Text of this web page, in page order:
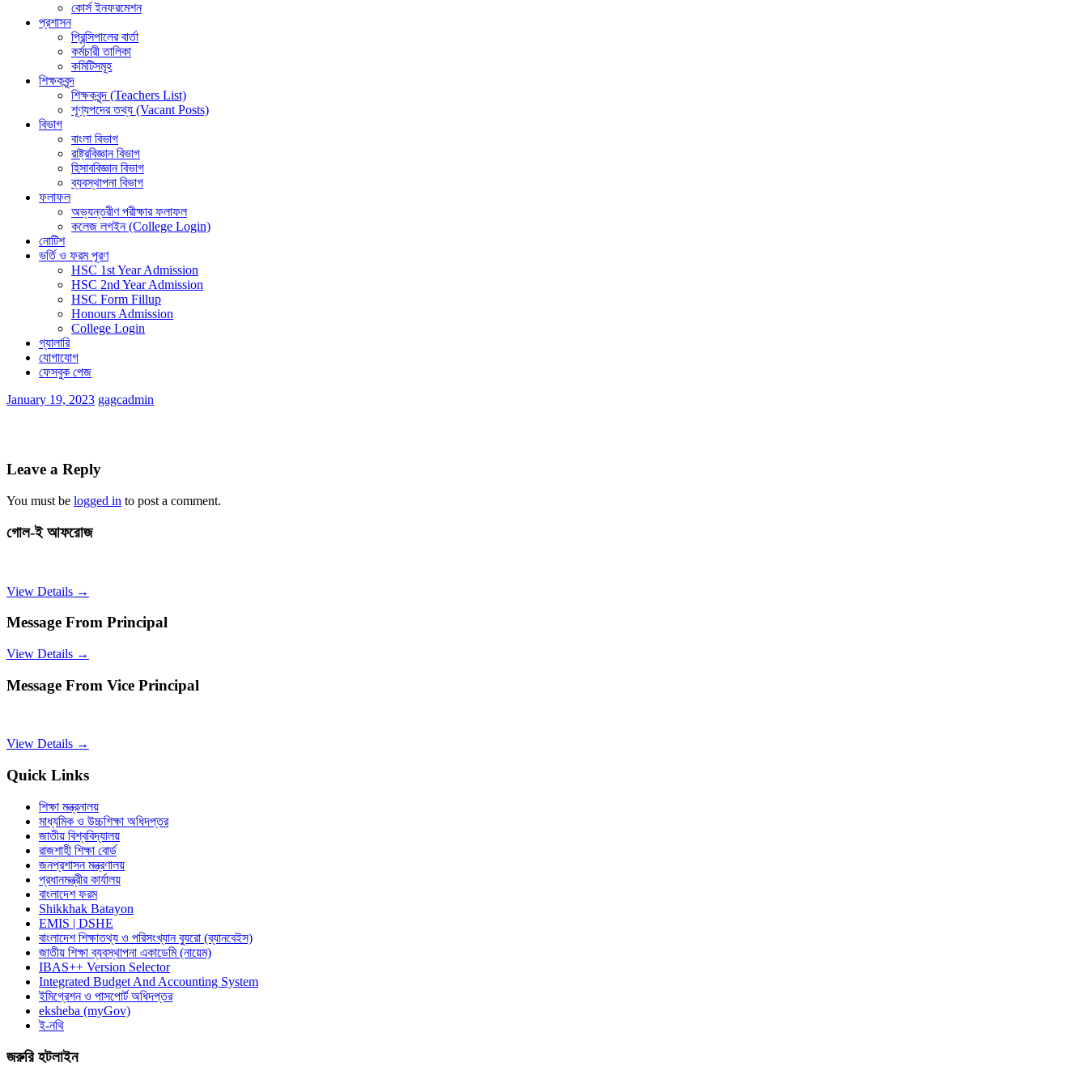
কোর্স ইনফরমেশন
প্রশাসন
প্রিন্সিপালের বার্তা
কর্মচারী তালিকা
কমিটিসমূহ
শিক্ষকবৃন্দ
শিক্ষকবৃন্দ (Teachers List)
শূণ্যপদের তথ্য (Vacant Posts)
বিভাগ
বাংলা বিভাগ
রাষ্ট্রবিজ্ঞান বিভাগ
হিসাববিজ্ঞান বিভাগ
ব্যবস্থাপনা বিভাগ
ফলাফল
অভ্যন্তরীণ পরীক্ষার ফলাফল
কলেজ লগইন (College Login)
নোটিশ
ভর্তি ও ফরম পূরণ
HSC 1st Year Admission
HSC 2nd Year Admission
HSC Form Fillup
Honours Admission
College Login
গ্যালারি
যোগাযোগ
ফেসবুক পেজ
January 19, 2023 gagcadmin
Leave a Reply
You must be logged in to post a comment.
গোল-ই আফরোজ
View Details →
Message From Principal
View Details →
Message From Vice Principal
View Details →
Quick Links
শিক্ষা মন্ত্রনালয়
মাধ্যমিক ও উচ্চশিক্ষা অধিদপ্তর
জাতীয় বিশ্ববিদ্যালয়
রাজশাহী শিক্ষা বোর্ড
জনপ্রশাসন মন্ত্রণালয়
প্রধানমন্ত্রীর কার্যালয়
বাংলাদেশ ফরম
Shikkhak Batayon
EMIS | DSHE
বাংলাদেশ শিক্ষাতথ্য ও পরিসংখ্যান ব্যুরো (ব্যানবেইস)
জাতীয় শিক্ষা ব্যবস্থাপনা একাডেমি (নায়েম)
IBAS++ Version Selector
Integrated Budget And Accounting System
ইমিগ্রেশন ও পাসপোর্ট অধিদপ্তর
eksheba (myGov)
ই-নথি
জরুরি হটলাইন